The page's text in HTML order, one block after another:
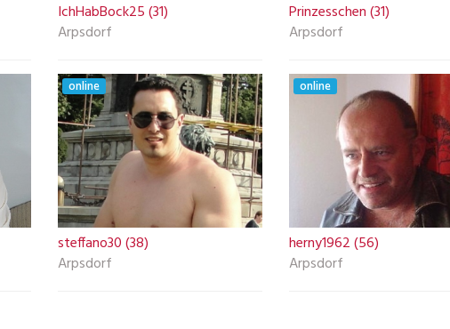
IchHabBock25 (31)
Arpsdorf
Prinzesschen (31)
Arpsdorf
online
steffano30 (38)
Arpsdorf
online
herny1962 (56)
Arpsdorf